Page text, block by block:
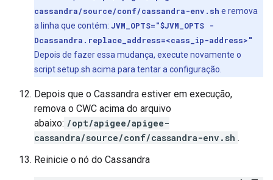
cassandra/source/conf/cassandra-env.sh e remova
a linha que contém: JVM_OPTS="$JVM_OPTS -
Dcassandra.replace_address=<cass_ip-address>"
Depois de fazer essa mudança, execute novamente o
script setup.sh acima para tentar a configuração.
Depois que o Cassandra estiver em execução,
remova o CWC acima do arquivo
abaixo: /opt/apigee/apigee-
cassandra/source/conf/cassandra-env.sh .
Reinicie o nó do Cassandra